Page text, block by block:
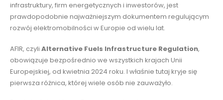
infrastruktury, firm energetycznych i inwestorów, jest
prawdopodobnie najważniejszym dokumentem regulującym
rozwój elektromobilności w Europie od wielu lat.
AFIR, czyli Alternative Fuels Infrastructure Regulation,
obowiązuje bezpośrednio we wszystkich krajach Unii
Europejskiej, od kwietnia 2024 roku. I właśnie tutaj kryje się
pierwsza różnica, której wiele osób nie zauważyło.